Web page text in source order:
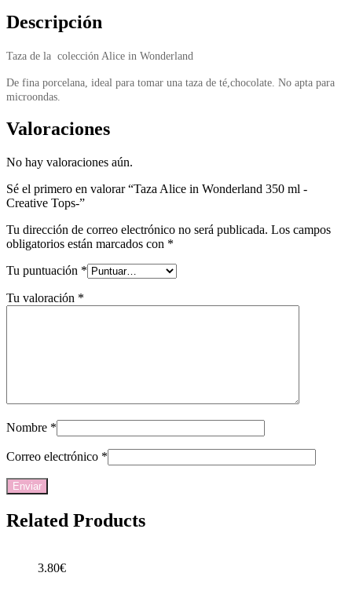
Creative
Tops-
Descripción
Taza de la colección Alice in Wonderland
De fina porcelana, ideal para tomar una taza de té,chocolate. No apta para
microondas.
Valoraciones
No hay valoraciones aún.
Sé el primero en valorar “Taza Alice in Wonderland 350 ml -
Creative Tops-”
Tu dirección de correo electrónico no será publicada. Los campos
obligatorios están marcados con *
Tu puntuación *
Tu valoración *
Nombre *
Correo electrónico *
Related Products
3.80€